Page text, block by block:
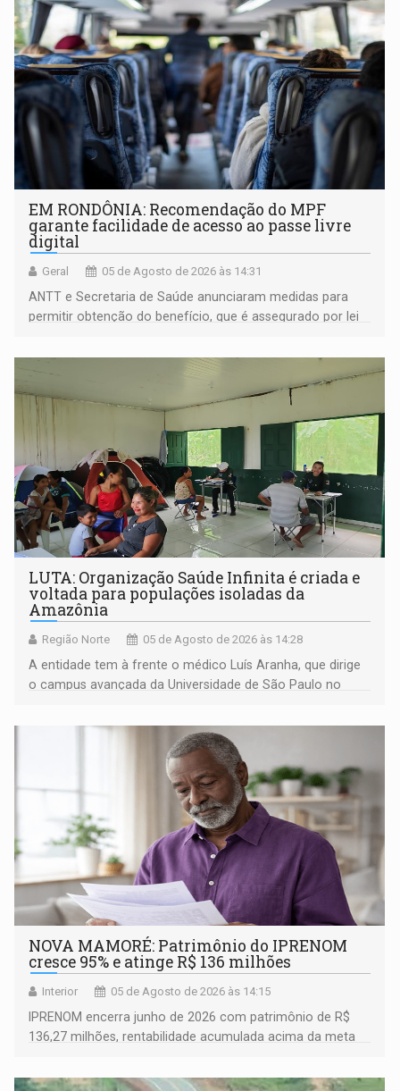
EM RONDÔNIA: Recomendação do MPF
garante facilidade de acesso ao passe livre
digital
Geral 05 de Agosto de 2026 às 14:31
ANTT e Secretaria de Saúde anunciaram medidas para
permitir obtenção do benefício, que é assegurado por lei
LUTA: Organização Saúde Infinita é criada e
voltada para populações isoladas da
Amazônia
Região Norte 05 de Agosto de 2026 às 14:28
A entidade tem à frente o médico Luís Aranha, que dirige
o campus avançada da Universidade de São Paulo no
NOVA MAMORÉ: Patrimônio do IPRENOM
cresce 95% e atinge R$ 136 milhões
Interior 05 de Agosto de 2026 às 14:15
IPRENOM encerra junho de 2026 com patrimônio de R$
136,27 milhões, rentabilidade acumulada acima da meta